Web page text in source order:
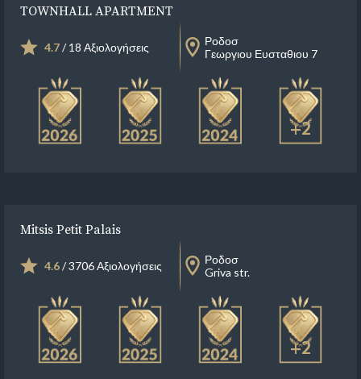
TOWNHALL APARTMENT
4.7/ 18 Αξιολογήσεις
Ροδοσ
Γεωργιου Ευσταθιου 7
+2
Mitsis Petit Palais
4.6/ 3706 Αξιολογήσεις
Ροδοσ
Griva str.
+2